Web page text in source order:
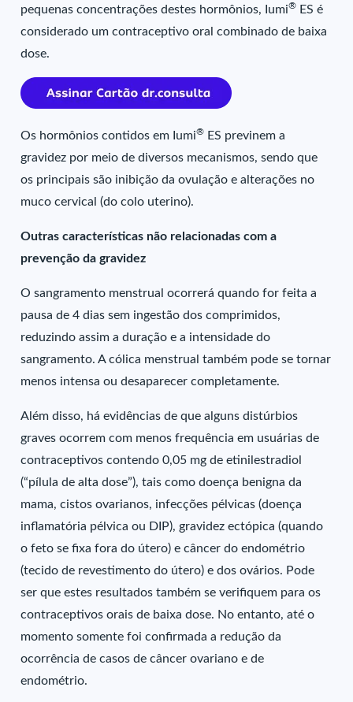
pequenas concentrações destes hormônios, Iumi® ES é
considerado um contraceptivo oral combinado de baixa
dose.
Os hormônios contidos em Iumi® ES previnem a
gravidez por meio de diversos mecanismos, sendo que
os principais são inibição da ovulação e alterações no
muco cervical (do colo uterino).
Outras características não relacionadas com a
prevenção da gravidez
O sangramento menstrual ocorrerá quando for feita a
pausa de 4 dias sem ingestão dos comprimidos,
reduzindo assim a duração e a intensidade do
sangramento. A cólica menstrual também pode se tornar
menos intensa ou desaparecer completamente.
Além disso, há evidências de que alguns distúrbios
graves ocorrem com menos frequência em usuárias de
contraceptivos contendo 0,05 mg de etinilestradiol
(“pílula de alta dose”), tais como doença benigna da
mama, cistos ovarianos, infecções pélvicas (doença
inflamatória pélvica ou DIP), gravidez ectópica (quando
o feto se fixa fora do útero) e câncer do endométrio
(tecido de revestimento do útero) e dos ovários. Pode
ser que estes resultados também se verifiquem para os
contraceptivos orais de baixa dose. No entanto, até o
momento somente foi confirmada a redução da
ocorrência de casos de câncer ovariano e de
endométrio.